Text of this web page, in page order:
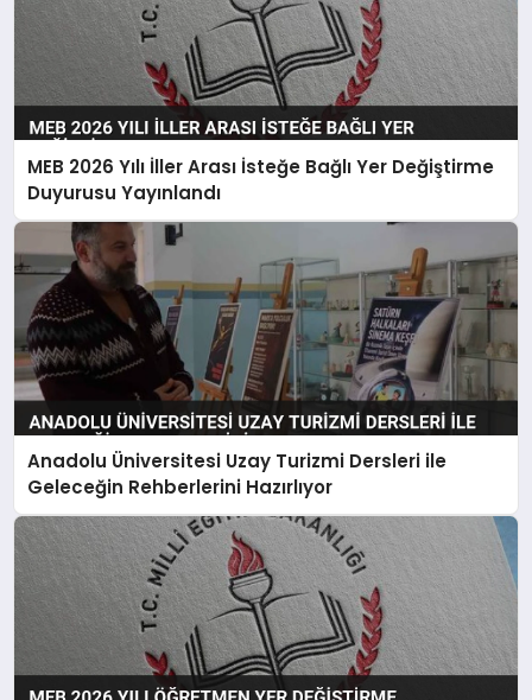
MEB 2026 Yılı İller Arası İsteğe Bağlı Yer Değiştirme
Duyurusu Yayınlandı
Anadolu Üniversitesi Uzay Turizmi Dersleri ile
Geleceğin Rehberlerini Hazırlıyor